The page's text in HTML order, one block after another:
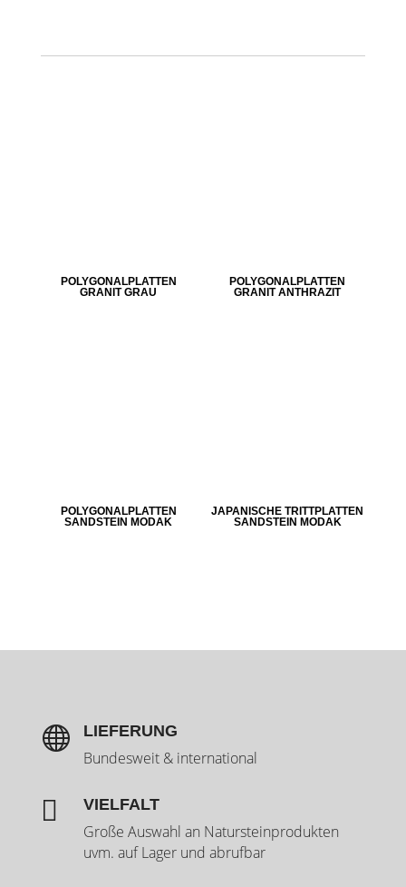
POLYGONALPLATTEN
GRANIT GRAU
POLYGONALPLATTEN
GRANIT ANTHRAZIT
POLYGONALPLATTEN
SANDSTEIN MODAK
JAPANISCHE TRITTPLATTEN
SANDSTEIN MODAK
 LIEFERUNG
Bundesweit & international
 VIELFALT
Große Auswahl an Natursteinprodukten
uvm. auf Lager und abrufbar